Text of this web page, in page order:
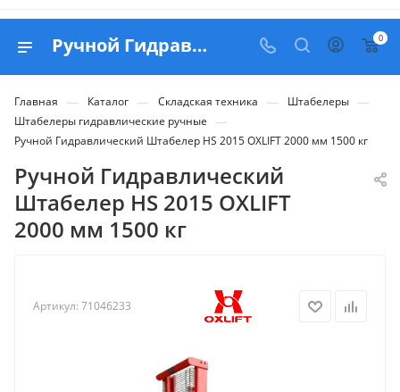
Ручной Гидравлический Штабелер HS 2015 OXLIFT 2000 мм 1500 кг - купить в Belapex 0
Главная — Каталог — Складская техника — Штабелеры —
Штабелеры гидравлические ручные —
Ручной Гидравлический Штабелер HS 2015 OXLIFT 2000 мм 1500 кг
Ручной Гидравлический
Штабелер HS 2015 OXLIFT
2000 мм 1500 кг
Артикул: 71046233